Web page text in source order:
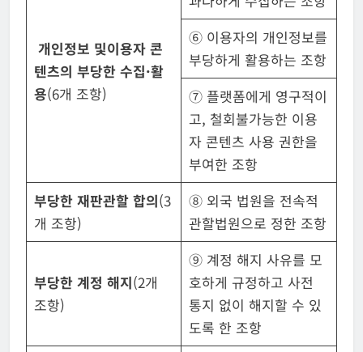
개인정보 및이용자 콘
텐츠의 부당한 수집·활
용(6개 조항)
⑥ 이용자의 개인정보를
부당하게 활용하는 조항
⑦ 플랫폼에게 영구적이
고, 철회불가능한 이용
자 콘텐츠 사용 권한을
부여한 조항
부당한 재판관할 합의(3
개 조항)
⑧ 외국 법원을 전속적
관할법원으로 정한 조항
부당한 계정 해지(2개
조항)
⑨ 계정 해지 사유를 모
호하게 규정하고 사전
통지 없이 해지할 수 있
도록 한 조항